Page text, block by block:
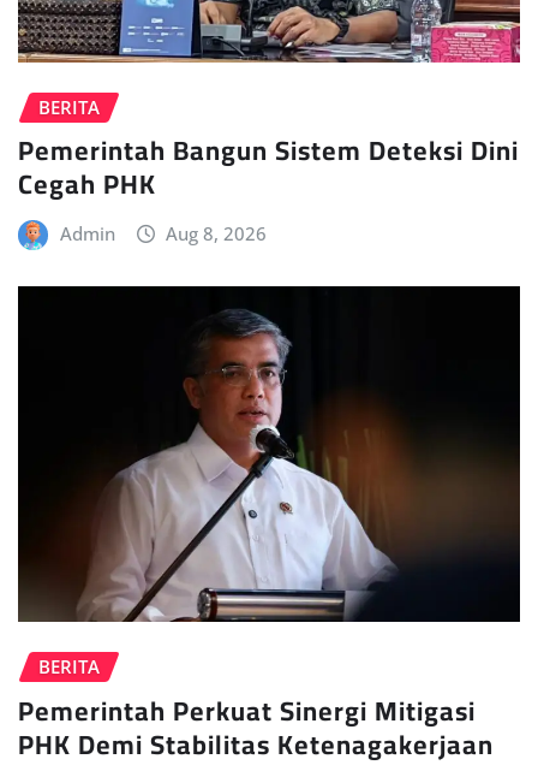
BERITA
Pemerintah Bangun Sistem Deteksi Dini
Cegah PHK
Admin Aug 8, 2026
BERITA
Pemerintah Perkuat Sinergi Mitigasi
PHK Demi Stabilitas Ketenagakerjaan